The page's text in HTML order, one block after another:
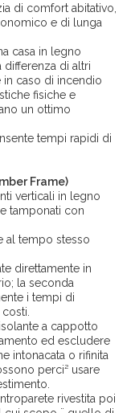
di comfort abitativo,
e di lunga
casa in legno
differenza di altri
in caso di incendio
fisiche e
un ottimo
tempi rapidi di
Frame)
verticali in legno
tamponati con
al tempo stesso
direttamente in
la seconda
i tempi di
a cappotto
ed escludere
intonacata o rifinita
perci² usare
rivestita poi